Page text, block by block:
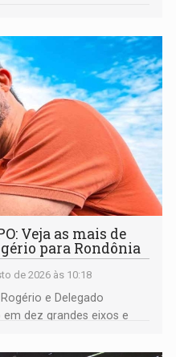
Veja as mais de
para Rondônia
de 2026 às 10:18
e Delegado
dez grandes eixos e